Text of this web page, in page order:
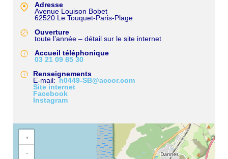
Adresse
Avenue Louison Bobet
62520 Le Touquet-Paris-Plage
Ouverture
toute l’année – détail sur le site internet
Accueil téléphonique
03 21 09 85 30
Renseignements
E-mail
h0449-SB@accor.com
Site internet
Facebook
Instagram
+
−